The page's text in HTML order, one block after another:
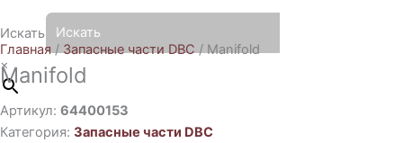
Искать
×
Главная / Запасные части DBC / Manifold
Manifold
Артикул: 64400153
Категория: Запасные части DBC